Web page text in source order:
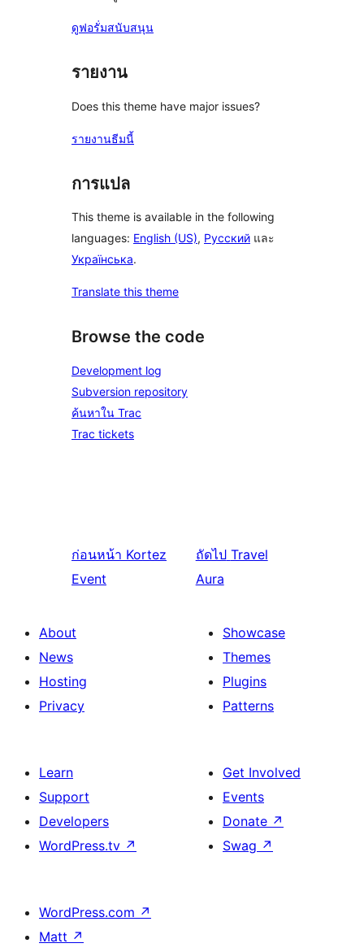
ดูฟอรั่มสนับสนุน
รายงาน
Does this theme have major issues?
รายงานธีมนี้
การแปล
This theme is available in the following
languages: English (US), Русский และ
Українська.
Translate this theme
Browse the code
Development log
Subversion repository
ค้นหาใน Trac
Trac tickets
ก่อนหน้า Kortez
Event
ถัดไป Travel
Aura
About
News
Hosting
Privacy
Showcase
Themes
Plugins
Patterns
Learn
Support
Developers
WordPress.tv ↗
Get Involved
Events
Donate ↗
Swag ↗
WordPress.com ↗
Matt ↗